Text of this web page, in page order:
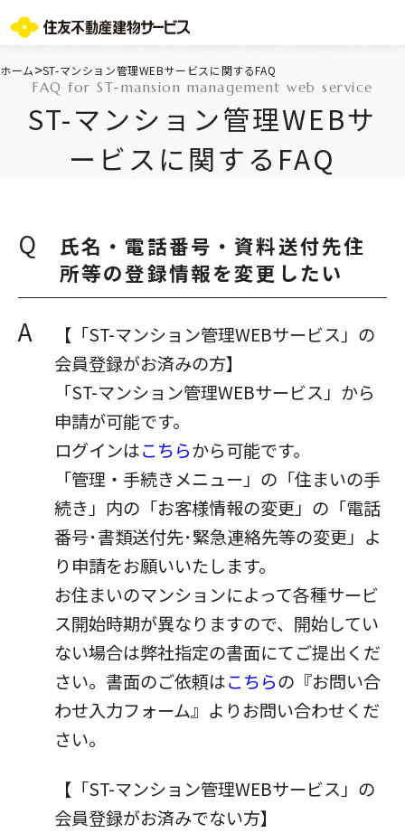
TOPページ
ご所有・お住まいの皆様
採用情報
ST-マンション管理WEBサービス
よくあるご質問
お問い合わせ総合窓口
ニュースリリース/お知らせ一覧
サイトマップ
プライバシーポリシー
情報セキュリティ基本方針
一般事業主行動計画
パートナーシップ構築宣言
マルチステークホルダー方針
カスタマーハラスメントに対する基本方針
ホーム>ST-マンション管理WEBサービスに関するFAQ
FAQ for ST-mansion management web service
ST-マンション管理WEBサ
ービスに関するFAQ
Q
氏名・電話番号・資料送付先住
所等の登録情報を変更したい
A
【「ST-マンション管理WEBサービス」の
会員登録がお済みの方】
「ST-マンション管理WEBサービス」から
申請が可能です。
ログインはこちらから可能です。
「管理・手続きメニュー」の「住まいの手
続き」内の「お客様情報の変更」の「電話
番号･書類送付先･緊急連絡先等の変更」よ
り申請をお願いいたします。
お住まいのマンションによって各種サービ
ス開始時期が異なりますので、開始してい
ない場合は弊社指定の書面にてご提出くだ
さい。書面のご依頼はこちらの『お問い合
わせ入力フォーム』よりお問い合わせくだ
さい。
【「ST-マンション管理WEBサービス」の
会員登録がお済みでない方】